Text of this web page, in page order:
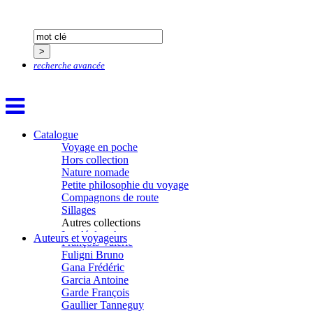
recherche avancée
Catalogue
Voyage en poche
Hors collection
Nature nomade
Petite philosophie du voyage
Compagnons de route
Sillages
Autres collections
La clé des champs
Chemins d’étoiles
Visions
Auteurs et voyageurs
Descave Nicolas
Desprez Élise
Devouassoux Philippe
Figueras Raymond
Fisset Émeric
Fisset Christine
FitzGerald Edward
Fontaine Benoît
Foucard Marie
Fradin Patrick
Fraisse Thomas
François Valérie
Fuligni Bruno
Gana Frédéric
Garcia Antoine
Garde François
Gaullier Tanneguy